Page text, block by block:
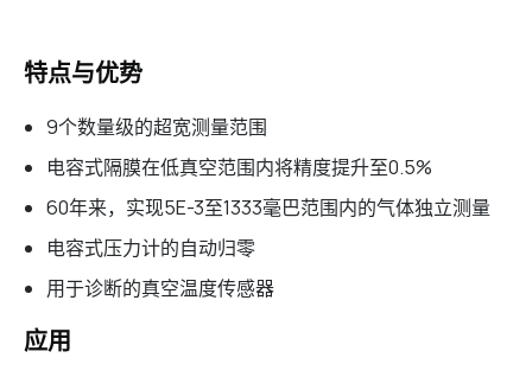
特点与优势
9个数量级的超宽测量范围
电容式隔膜在低真空范围内将精度提升至0.5%
60年来，实现5E-3至1333毫巴范围内的气体独立测量
电容式压力计的自动归零
用于诊断的真空温度传感器
应用